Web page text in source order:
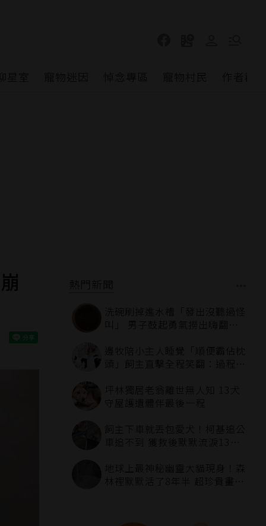
星室 寵物迷因 悼念專區 寵物村民 作者群
熱門新聞
洗碗刷掉進水槽「發出沒聽過怪
叫」 男子鼓起勇氣撈出嗨翻：
邊牧陪小主人睡覺「順便霸佔枕
頭」飼主直擊全程笑翻：過程絲
坪林獨居老翁離世無人知 13犬
守屋護遺體伴最後一程
飼主下車就丟包愛犬！柯基追公
車追不到 獲救後默默流淚13萬
地球上最神秘幽靈大貓現身！森
林裡默默活了8年半 超珍貴畫面